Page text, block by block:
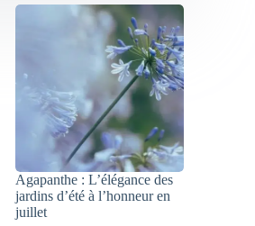
Agapanthe : L’élégance des
jardins d’été à l’honneur en
juillet